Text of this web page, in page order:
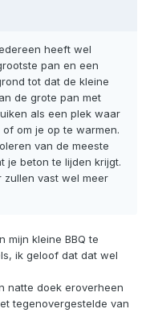
heeft wel
pan en een
tot dat de kleine
de grote pan met
als een plek waar
om je op te warmen.
van de meeste
je beton te lijden krijgt.
zullen vast wel meer
mijn kleine BBQ te
ik geloof dat dat wel
natte doek eroverheen
tegenovergestelde van